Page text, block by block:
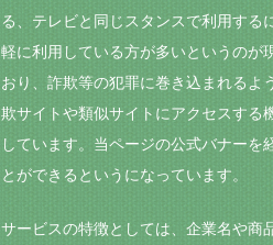
る、テレビと同じスタンスで利用す
軽に利用している方が多いというのが
おり、詐欺等の犯罪に巻き込まれるよ
欺サイトや類似サイトにアクセスする
しています。当ページの公式バナー
とができるというになっています。
サービスの特徴としては、企業名や商